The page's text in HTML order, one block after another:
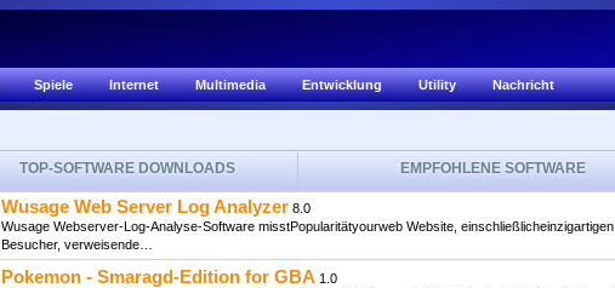
Spiele Internet Multimedia Entwicklung Utility Nachricht
TOP-SOFTWARE DOWNLOADS EMPFOHLENE SOFTWARE
Wusage Web Server Log Analyzer 8.0
Wusage Webserver-Log-Analyse-Software misstPopularitätyourweb Website, einschließlicheinzigartigen
Besucher, verweisende…
Pokemon - Smaragd-Edition for GBA 1.0